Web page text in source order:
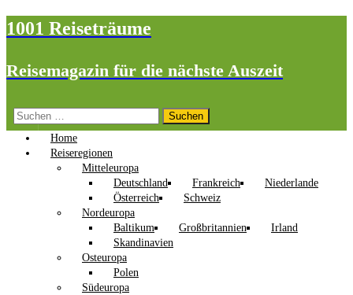
1001 Reiseträume
Reisemagazin für die nächste Auszeit
Suchen
nach:
Home
Reiseregionen
Mitteleuropa
Deutschland
Frankreich
Niederlande
Österreich
Schweiz
Nordeuropa
Baltikum
Großbritannien
Irland
Skandinavien
Osteuropa
Polen
Südeuropa